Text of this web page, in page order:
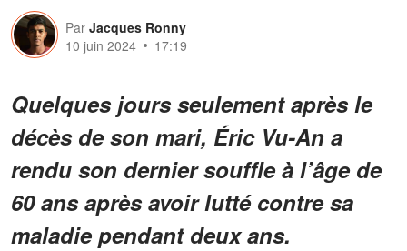
Par Jacques Ronny
10 juin 2024
17:19
Quelques jours seulement après le
décès de son mari, Éric Vu-An a
rendu son dernier souffle à l’âge de
60 ans après avoir lutté contre sa
maladie pendant deux ans.